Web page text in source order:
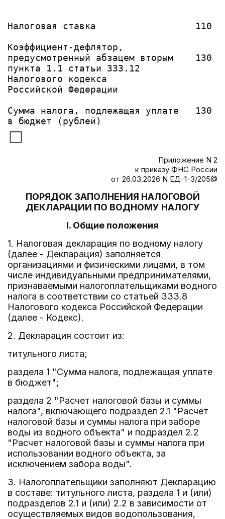
Налоговая ставка                  110
Коэффициент-дефлятор,
предусмотренный абзацем вторым
пункта 1.1 статьи 333.12
Налогового кодекса
Российской Федерации
Сумма налога, подлежащая уплате
в бюджет (рублей)
┌─┐
Приложение N 2
к приказу ФНС России
от 26.03.2026 N ЕД-1-3/205@
ПОРЯДОК ЗАПОЛНЕНИЯ НАЛОГОВОЙ
ДЕКЛАРАЦИИ ПО ВОДНОМУ НАЛОГУ
I. Общие положения
1. Налоговая декларация по водному налогу
(далее - Декларация) заполняется
организациями и физическими лицами, в том
числе индивидуальными предпринимателями,
признаваемыми налогоплательщиками водного
налога в соответствии со статьей 333.8
Налогового кодекса Российской Федерации
(далее - Кодекс).
2. Декларация состоит из:
титульного листа;
раздела 1 "Сумма налога, подлежащая уплате
в бюджет";
раздела 2 "Расчет налоговой базы и суммы
налога", включающего подраздел 2.1 "Расчет
налоговой базы и суммы налога при заборе
воды из водного объекта" и подраздел 2.2
"Расчет налоговой базы и суммы налога при
использовании водного объекта, за
исключением забора воды".
3. Налогоплательщики заполняют Декларацию
в составе: титульного листа, раздела 1 и (или)
подразделов 2.1 и (или) 2.2 в зависимости от
осуществляемых видов водопользования,